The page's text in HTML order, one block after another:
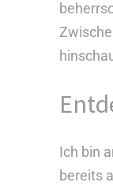
Ich bin
bereits